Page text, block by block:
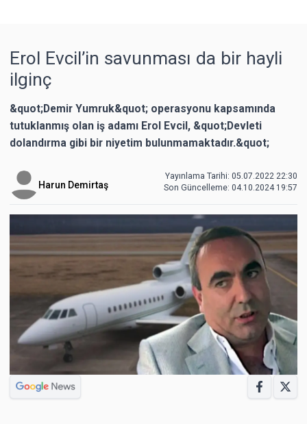
Erol Evcil’in savunması da bir hayli
ilginç
&quot;Demir Yumruk&quot; operasyonu kapsamında
tutuklanmış olan iş adamı Erol Evcil, &quot;Devleti
dolandırma gibi bir niyetim bulunmamaktadır.&quot;
Harun Demirtaş
Yayınlama Tarihi: 05.07.2022 22:30
Son Güncelleme: 04.10.2024 19:57